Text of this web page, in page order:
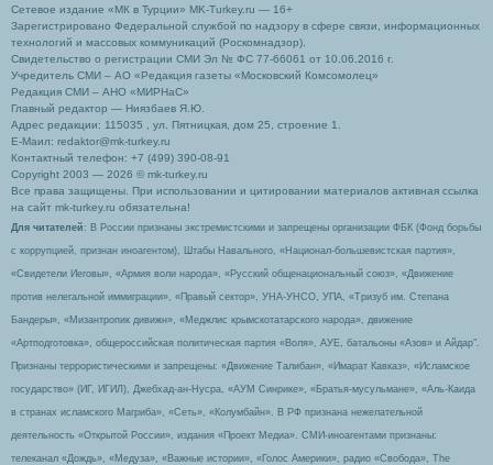
Сетевое издание «МК в Турции» MK-Turkey.ru — 16+
Зарегистрировано Федеральной службой по надзору в сфере связи, информационных
технологий и массовых коммуникаций (Роскомнадзор).
Свидетельство о регистрации СМИ Эл № ФС 77-66061 от 10.06.2016 г.
Учредитель СМИ – АО «Редакция газеты «Московский Комсомолец»
Редакция СМИ – АНО «МИРНаС»
Главный редактор — Ниязбаев Я.Ю.
Адрес редакции: 115035 , ул. Пятницкая, дом 25, строение 1.
Е-Маил: redaktor@mk-turkey.ru
Контактный телефон: +7 (499) 390-08-91
Copyright 2003 — 2026 © mk-turkey.ru
Все права защищены. При использовании и цитировании материалов активная ссылка
на сайт mk-turkey.ru обязательна!
Для читателей : В России признаны экстремистскими и запрещены организации ФБК (Фонд борьбы
с коррупцией, признан иноагентом), Штабы Навального, «Национал-большевистская партия»,
«Свидетели Иеговы», «Армия воли народа», «Русский общенациональный союз», «Движение
против нелегальной иммиграции», «Правый сектор», УНА-УНСО, УПА, «Тризуб им. Степана
Бандеры», «Мизантропик дивижн», «Меджлис крымскотатарского народа», движение
«Артподготовка», общероссийская политическая партия «Воля», АУЕ, батальоны «Азов» и Айдар″.
Признаны террористическими и запрещены: «Движение Талибан», «Имарат Кавказ», «Исламское
государство» (ИГ, ИГИЛ), Джебхад-ан-Нусра, «АУМ Синрике», «Братья-мусульмане», «Аль-Каида
в странах исламского Магриба», «Сеть», «Колумбайн». В РФ признана нежелательной
деятельность «Открытой России», издания «Проект Медиа». СМИ-иноагентами признаны:
телеканал «Дождь», «Медуза», «Важные истории», «Голос Америки», радио «Свобода», The